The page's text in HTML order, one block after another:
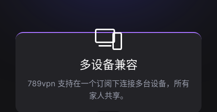
多设备兼容
789vpn 支持在一个订阅下连接多台设备，所有
家人共享。